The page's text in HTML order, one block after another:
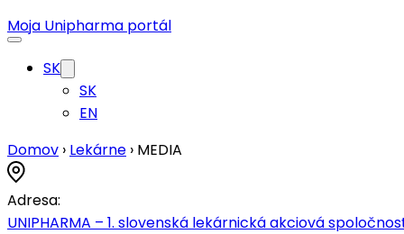
Moja Unipharma portál
SK
SK
EN
Domov › Lekárne › MEDIA
Adresa:
UNIPHARMA – 1. slovenská lekárnická akciová